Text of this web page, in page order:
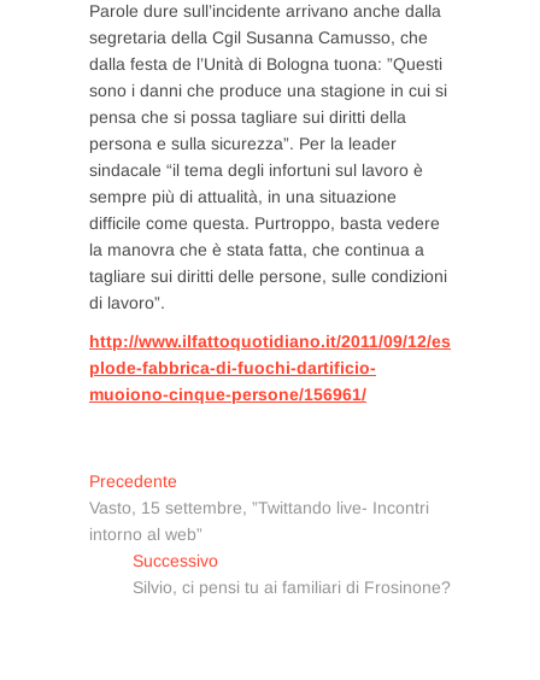
Parole dure sull’incidente arrivano anche dalla
segretaria della Cgil Susanna Camusso, che
dalla festa de l’Unità di Bologna tuona: ”Questi
sono i danni che produce una stagione in cui si
pensa che si possa tagliare sui diritti della
persona e sulla sicurezza”. Per la leader
sindacale “il tema degli infortuni sul lavoro è
sempre più di attualità, in una situazione
difficile come questa. Purtroppo, basta vedere
la manovra che è stata fatta, che continua a
tagliare sui diritti delle persone, sulle condizioni
di lavoro”.
http://www.ilfattoquotidiano.it/2011/09/12/es
plode-fabbrica-di-fuochi-dartificio-
muoiono-cinque-persone/156961/
Navigazione
articoli
Precedente
precedente:
Vasto, 15 settembre, ”Twittando live- Incontri
intorno al web”
SuccessivoArticolo
successivo:
Silvio, ci pensi tu ai familiari di Frosinone?